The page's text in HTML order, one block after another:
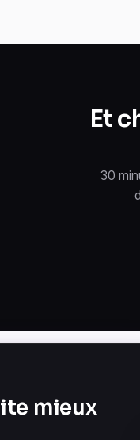
Et
30
mieux